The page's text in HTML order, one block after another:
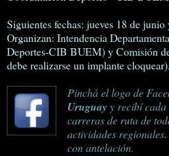
Siguientes fechas: jueves 18 de
Organizan: Intendencia
Deportes-CIB BUEM) y Comisión
debe realizarse un implante cloquear).
Pinchá el logo de
Uruguay y recibí cada
carreras de ruta de
actividades
con antelación.